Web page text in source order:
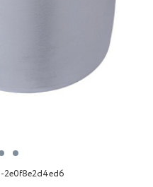
2e0f8e2d4ed6